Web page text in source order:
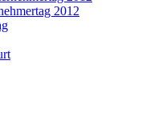
2012